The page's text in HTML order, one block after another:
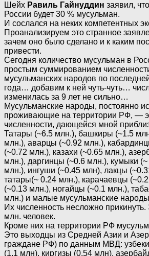
Шейх Равиль Гайнуддин заявил,
России будет 30 % мусульман.
И сослался на неких компетентных
Проанализируем это странное
зачем оно было сделано и к каким
привести.
Сегодня количество мусульман в
простым суммированием
мусульманских народов по
года… добавим к ней чуть-чуть…
изменилась за 9 лет не сильно…
Мусульманские народы, постоянно
проживающие на территории РФ, —
численности, дающейся мной
Татары (~6.5 млн.), башкиры (~1.5
млн.), аварцы (~0.92 млн.),
(~0.72 млн.), казахи (~0.65 млн.),
млн.), даргинцы (~0.6 млн.), кумыки
млн.), ингуши (~0.45 млн), лакцы
татары(~ 0.24 млн.), карачаевцы
(~0.13 млн.), ногайцы (~0.1 млн.),
млн.) и малые мусульманские
Их численность несложно
млн. человек.
Кроме них на территории РФ
Это выходцы из Средней Азии и
граждане РФ) по данным МВД:
(1.1 млн), киргизы (0.54 млн),